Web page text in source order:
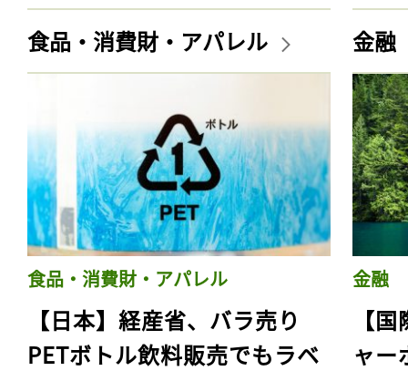
食品・消費財・アパレル
食品・消費財・アパレル
【日本】経産省、バラ売り
PETボトル飲料販売でもラベ
金融
金融
【
ャー